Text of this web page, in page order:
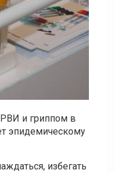
и гриппом в
эпидемическому
избегать